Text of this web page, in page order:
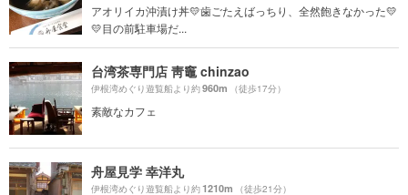
アオリイカ沖漬け丼💛歯ごたえばっちり、全然飽きなかった💛
💛目の前駐車場だ...
台湾茶専門店 靑竈 chinzao
伊根湾めぐり遊覧船より約960m （徒歩17分）
素敵なカフェ
舟屋見学 幸洋丸
伊根湾めぐり遊覧船より約1210m （徒歩21分）